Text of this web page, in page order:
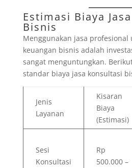
Estimasi Biaya
Bisnis
Menggunakan jasa profesional
keuangan bisnis adalah
sangat menguntungkan.
standar biaya jasa konsultasi
Jenis
Layanan
Kisaran
Biaya
(Estimasi)
Sesi
Konsultasi
Rp
500.000 –